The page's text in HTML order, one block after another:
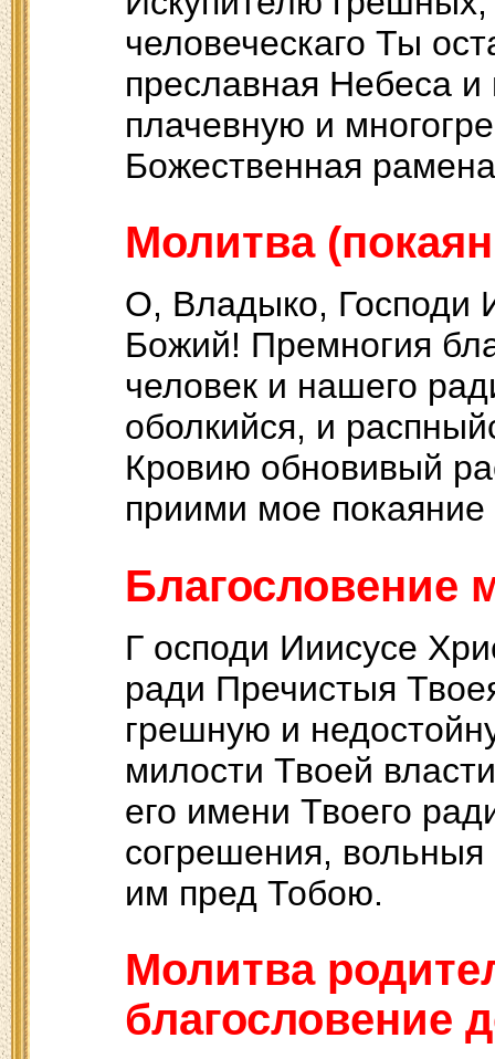
человеческаго Ты
преславная Небеса
плачевную и
Божественная
Молитва
О, Владыко, Господи
Божий! Премногия
человек и нашего
оболкийся, и
Кровию обновивый
приими мое покаяние
Благословение
Г осподи Ииисусе
ради Пречистыя
грешную и
милости Твоей
его имени Твоего
согрешения,
им пред Тобою.
Молитва
благословение